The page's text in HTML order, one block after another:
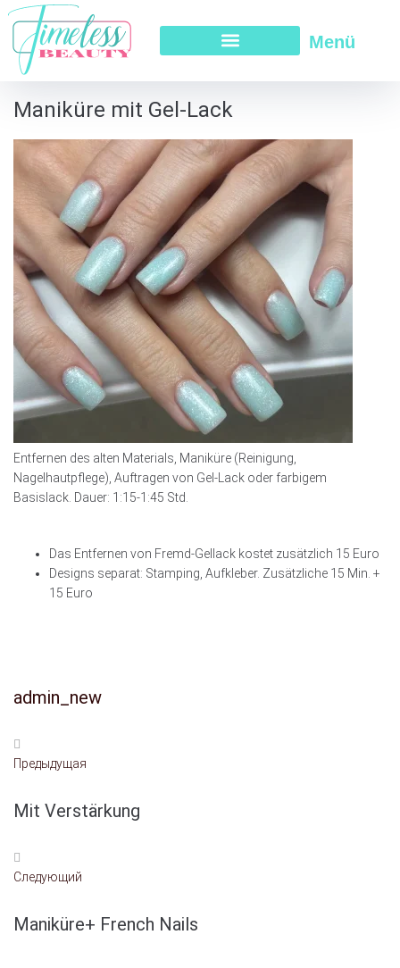
Menü
Maniküre mit Gel-Lack
Entfernen des alten Materials, Maniküre (Reinigung,
Nagelhautpflege), Auftragen von Gel-Lack oder farbigem
Basislack. Dauer: 1:15-1:45 Std.
Das Entfernen von Fremd-Gellack kostet zusätzlich 15 Euro
Designs separat: Stamping, Aufkleber. Zusätzliche 15 Min. +
15 Euro
admin_new
Предыдущая
Mit Verstärkung
Следующий
Maniküre+ French Nails